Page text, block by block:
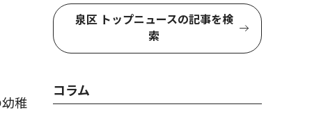
稚
泉区 トップニュースの記事を検
索
コラム